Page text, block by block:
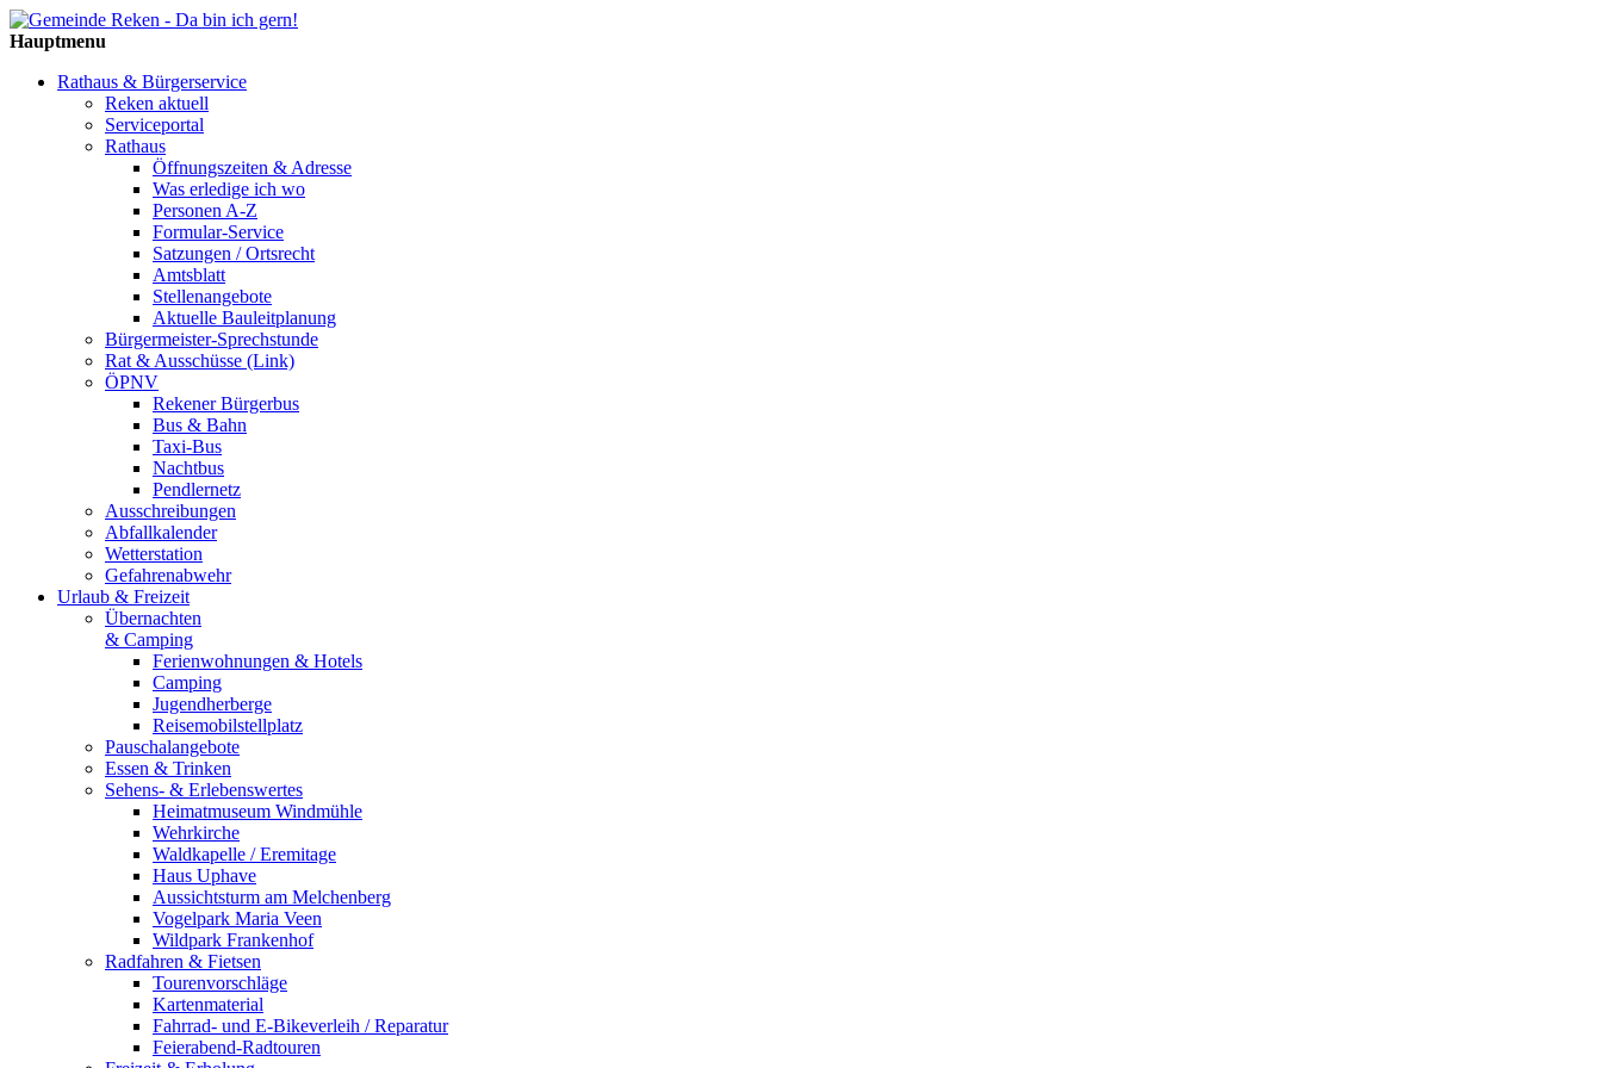
Hauptmenu
Rathaus & Bürgerservice
Reken aktuell
Serviceportal
Rathaus
Öffnungszeiten & Adresse
Was erledige ich wo
Personen A-Z
Formular-Service
Satzungen / Ortsrecht
Amtsblatt
Stellenangebote
Aktuelle Bauleitplanung
Bürgermeister-Sprechstunde
Rat & Ausschüsse (Link)
ÖPNV
Rekener Bürgerbus
Bus & Bahn
Taxi-Bus
Nachtbus
Pendlernetz
Ausschreibungen
Abfallkalender
Wetterstation
Gefahrenabwehr
Urlaub & Freizeit
Übernachten
& Camping
Ferienwohnungen & Hotels
Camping
Jugendherberge
Reisemobilstellplatz
Pauschalangebote
Essen & Trinken
Sehens- & Erlebenswertes
Heimatmuseum Windmühle
Wehrkirche
Waldkapelle / Eremitage
Haus Uphave
Aussichtsturm am Melchenberg
Vogelpark Maria Veen
Wildpark Frankenhof
Radfahren & Fietsen
Tourenvorschläge
Kartenmaterial
Fahrrad- und E-Bikeverleih / Reparatur
Feierabend-Radtouren